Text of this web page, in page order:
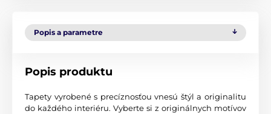
Popis a parametre
Popis produktu
Tapety vyrobené s precíznosťou vnesú štýl a originalitu
do každého interiéru. Vyberte si z originálnych motívov